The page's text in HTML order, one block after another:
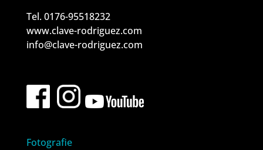
Tel. 0176-95518232
www.clave-rodriguez.com
info@clave-rodriguez.com
Fotografie